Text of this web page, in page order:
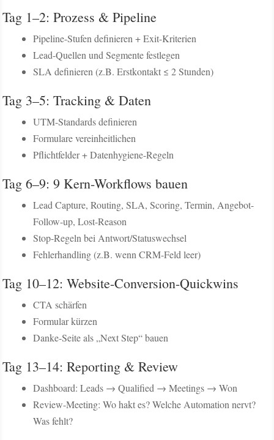
Tag 1–2: Prozess & Pipeline
Pipeline-Stufen definieren + Exit-Kriterien
Lead-Quellen und Segmente festlegen
SLA definieren (z.B. Erstkontakt ≤ 2 Stunden)
Tag 3–5: Tracking & Daten
UTM-Standards definieren
Formulare vereinheitlichen
Pflichtfelder + Datenhygiene-Regeln
Tag 6–9: 9 Kern-Workflows bauen
Lead Capture, Routing, SLA, Scoring, Termin, Angebot-
Follow-up, Lost-Reason
Stop-Regeln bei Antwort/Statuswechsel
Fehlerhandling (z.B. wenn CRM-Feld leer)
Tag 10–12: Website-Conversion-Quickwins
CTA schärfen
Formular kürzen
Danke-Seite als „Next Step“ bauen
Tag 13–14: Reporting & Review
Dashboard: Leads → Qualified → Meetings → Won
Review-Meeting: Wo hakt es? Welche Automation nervt?
Was fehlt?